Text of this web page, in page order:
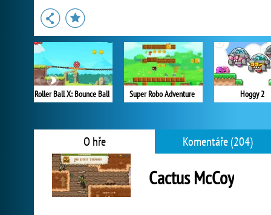
Roller Ball X: Bounce Ball Super Robo Adventure Hoggy 2
O hře Komentáře (204)
Cactus McCoy